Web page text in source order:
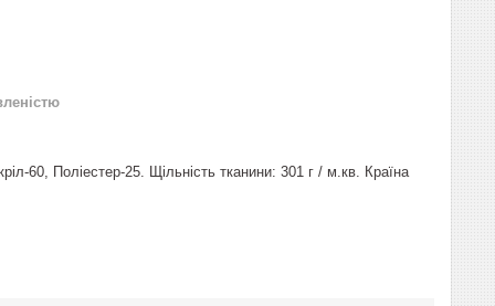
60, Поліестер-25. Щільність тканини: 301 г / м.кв. Країна